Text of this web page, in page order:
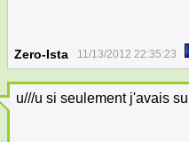
Zero-Ista 11/13/2012 22:35:23
u///u si seulement j'avais